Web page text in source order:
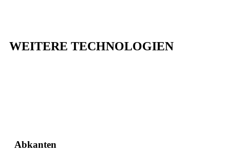
WEITERE TECHNOLOGIEN
Abkanten